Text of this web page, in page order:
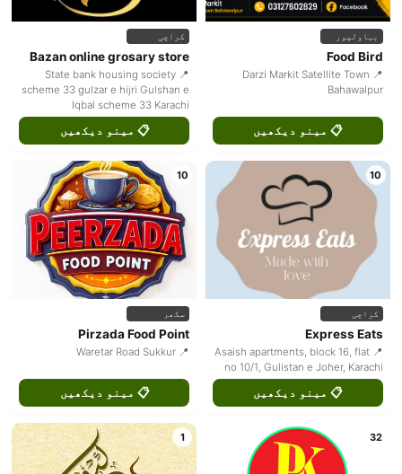
بہاولپور
Food Bird
📍 Darzi Markit Satellite Town
Bahawalpur
📋 مینو دیکھیں
کراچی
Bazan online grosary store
📍 State bank housing society
scheme 33 gulzar e hijri Gulshan e
Iqbal scheme 33 Karachi
📋 مینو دیکھیں
10
کراچی
Express Eats
📍 Asaish apartments, block 16, flat
no 10/1, Gulistan e Joher, Karachi
📋 مینو دیکھیں
10
سکھر
Pirzada Food Point
📍 Waretar Road Sukkur
📋 مینو دیکھیں
32
1